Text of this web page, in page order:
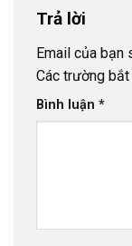
Trả lời
Email của bạn
Các trường
Bình luận *